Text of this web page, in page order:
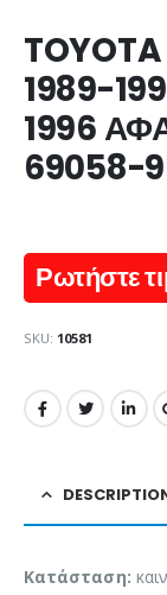
1989-
1996
69058-
Ρωτήστε
SKU: 10581
Κατάσταση: